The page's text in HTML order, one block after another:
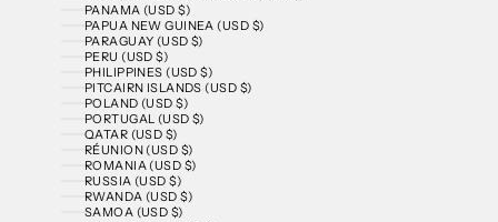
PANAMA (USD $)
PAPUA NEW GUINEA (USD $)
PARAGUAY (USD $)
PERU (USD $)
PHILIPPINES (USD $)
PITCAIRN ISLANDS (USD $)
POLAND (USD $)
PORTUGAL (USD $)
QATAR (USD $)
RÉUNION (USD $)
ROMANIA (USD $)
RUSSIA (USD $)
RWANDA (USD $)
SAMOA (USD $)